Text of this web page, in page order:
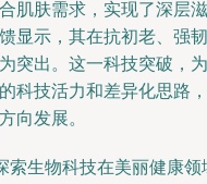
肌肤需求，实现了深层滋
显示，其在抗初老、强韧
突出。这一科技突破，为
科技活力和差异化思路，
向发展。
索生物科技在美丽健康领